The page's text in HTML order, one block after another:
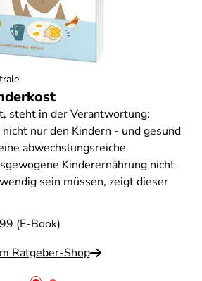
steht in der Verantwortung:
nur den Kindern - und gesund
abwechslungsreiche
Kinderernährung nicht
sein müssen, zeigt dieser
(E-Book)
Ratgeber-Shop